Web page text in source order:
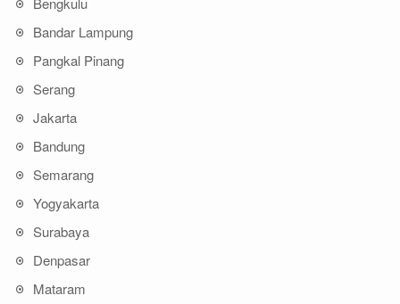
Bandar Lampung
Pangkal Pinang
Serang
Jakarta
Bandung
Semarang
Yogyakarta
Surabaya
Denpasar
Mataram